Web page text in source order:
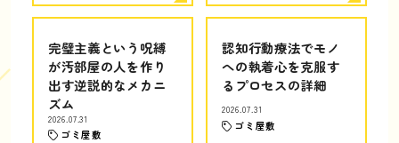
完璧主義という呪縛
が汚部屋の人を作り
出す逆説的なメカニ
ズム
2026.07.31
ゴミ屋敷
認知行動療法でモノ
への執着心を克服す
るプロセスの詳細
2026.07.31
ゴミ屋敷